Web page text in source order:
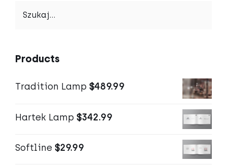
Products
Tradition Lamp $489.99
Hartek Lamp $342.99
Softline $29.99